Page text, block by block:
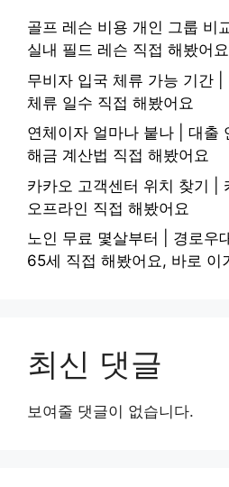
골프 레슨 비용 개인 그룹 비
실내 필드 레슨 직접 해봤어요
무비자 입국 체류 가능 기간 |
체류 일수 직접 해봤어요
연체이자 얼마나 붙나 | 대출
해금 계산법 직접 해봤어요
카카오 고객센터 위치 찾기 |
오프라인 직접 해봤어요
노인 무료 몇살부터 | 경로우
65세 직접 해봤어요, 바로 이
최신 댓글
보여줄 댓글이 없습니다.